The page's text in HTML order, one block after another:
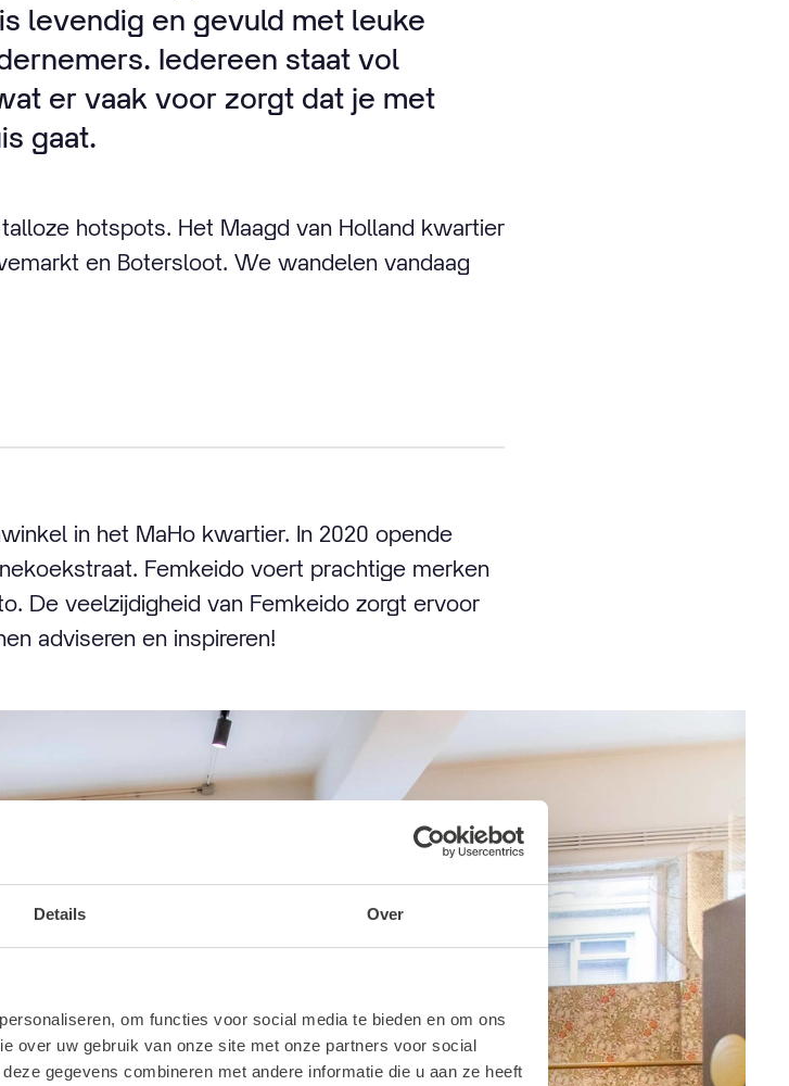
Details Over
om functies voor social media te bieden en om ons
over uw gebruik van onze site met onze partners voor social
gegevens combineren met andere informatie die u aan ze heeft
levendig en gevuld met leuke
Iedereen staat vol
er vaak voor zorgt dat je met
gaat.
hotspots. Het Maagd van Holland kwartier
en Botersloot. We wandelen vandaag
in het MaHo kwartier. In 2020 opende
Femkeido voert prachtige merken
De veelzijdigheid van Femkeido zorgt ervoor
adviseren en inspireren!